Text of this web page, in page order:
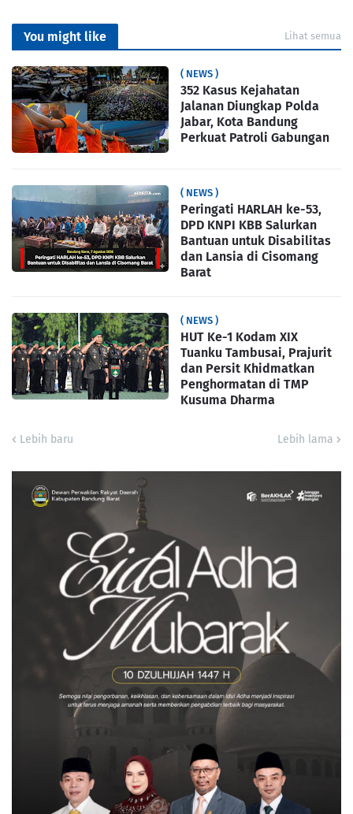
You might like Lihat semua
( NEWS )
352 Kasus Kejahatan
Jalanan Diungkap Polda
Jabar, Kota Bandung
Perkuat Patroli Gabungan
( NEWS )
Peringati HARLAH ke-53,
DPD KNPI KBB Salurkan
Bantuan untuk Disabilitas
dan Lansia di Cisomang
Barat
( NEWS )
HUT Ke-1 Kodam XIX
Tuanku Tambusai, Prajurit
dan Persit Khidmatkan
Penghormatan di TMP
Kusuma Dharma
Lebih baru Lebih lama